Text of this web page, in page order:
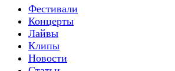
Фестивали
Концерты
Лайвы
Клипы
Новости